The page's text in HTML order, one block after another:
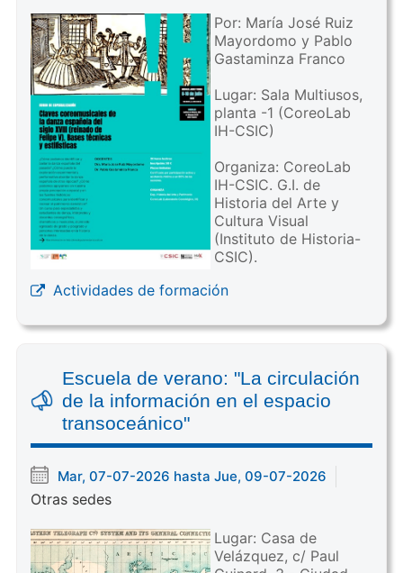
Por: María José Ruiz
Mayordomo y Pablo
Gastaminza Franco
Lugar: Sala Multiusos,
planta -1 (CoreoLab
IH-CSIC)
Organiza: CoreoLab
IH-CSIC. G.I. de
Historia del Arte y
Cultura Visual
(Instituto de Historia-
CSIC).
Actividades de formación
Escuela de verano: "La circulación
de la información en el espacio
transoceánico"
Mar, 07-07-2026 hasta Jue, 09-07-2026
Otras sedes
Lugar: Casa de
Velázquez, c/ Paul